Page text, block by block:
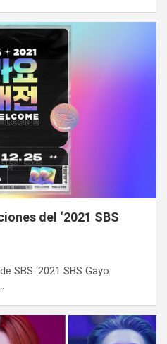
del ‘2021 SBS
SBS ‘2021 SBS Gayo